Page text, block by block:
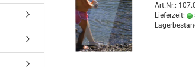
Art.Nr.:
Lieferzeit: